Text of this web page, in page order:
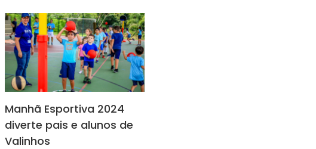
Manhã Esportiva 2024
diverte pais e alunos de
Valinhos